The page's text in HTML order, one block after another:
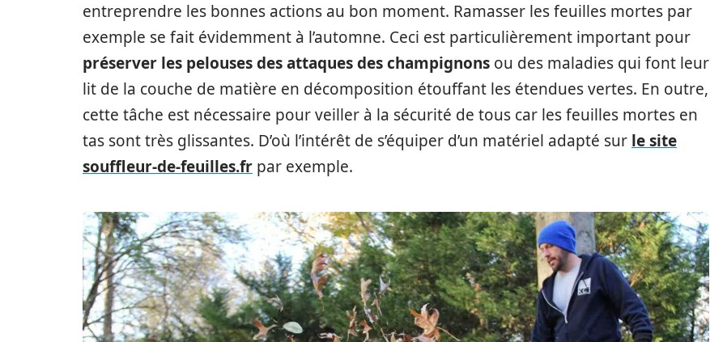
entreprendre les bonnes actions au bon moment. Ramasser les feuilles mortes par
exemple se fait évidemment à l’automne. Ceci est particulièrement important pour
préserver les pelouses des attaques des champignons ou des maladies qui font leur
lit de la couche de matière en décomposition étouffant les étendues vertes. En outre,
cette tâche est nécessaire pour veiller à la sécurité de tous car les feuilles mortes en
tas sont très glissantes. D’où l’intérêt de s’équiper d’un matériel adapté sur le site
souffleur-de-feuilles.fr par exemple.